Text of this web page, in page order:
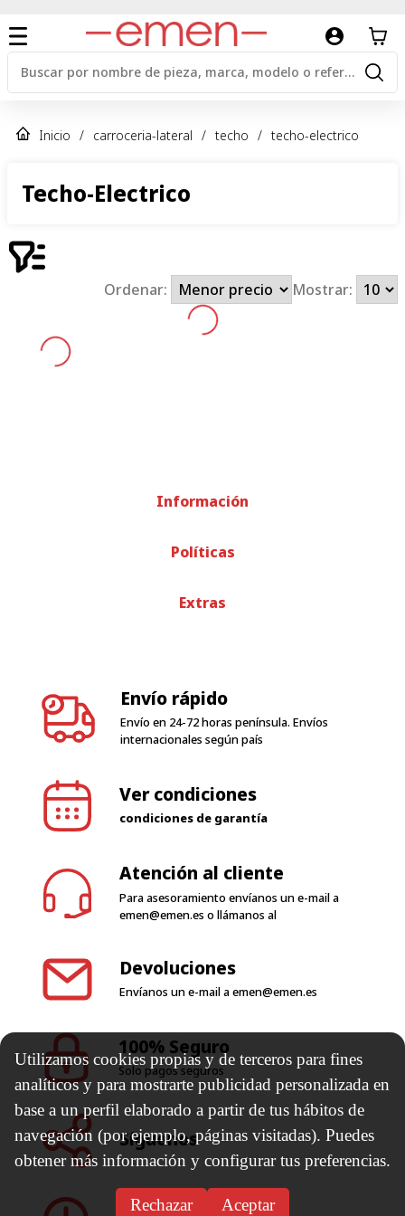
Inicio / carroceria-lateral / techo / techo-electrico
Techo-Electrico
Ordenar: Mostrar:
Información
Políticas
Extras
Envío rápido
Envío en 24-72 horas península. Envíos
internacionales según país
Ver condiciones
condiciones de garantía
Atención al cliente
Para asesoramiento envíanos un e-mail a
emen@emen.es o llámanos al
Devoluciones
Envíanos un e-mail aemen@emen.es
100% Seguro
Solo pagos seguros
Síguenos
Utilizamos cookies propias y de terceros para fines
analíticos y para mostrarte publicidad personalizada en
base a un perfil elaborado a partir de tus hábitos de
navegación (por ejemplo, páginas visitadas). Puedes
obtener más información y configurar tus preferencias.
Rechazar Aceptar